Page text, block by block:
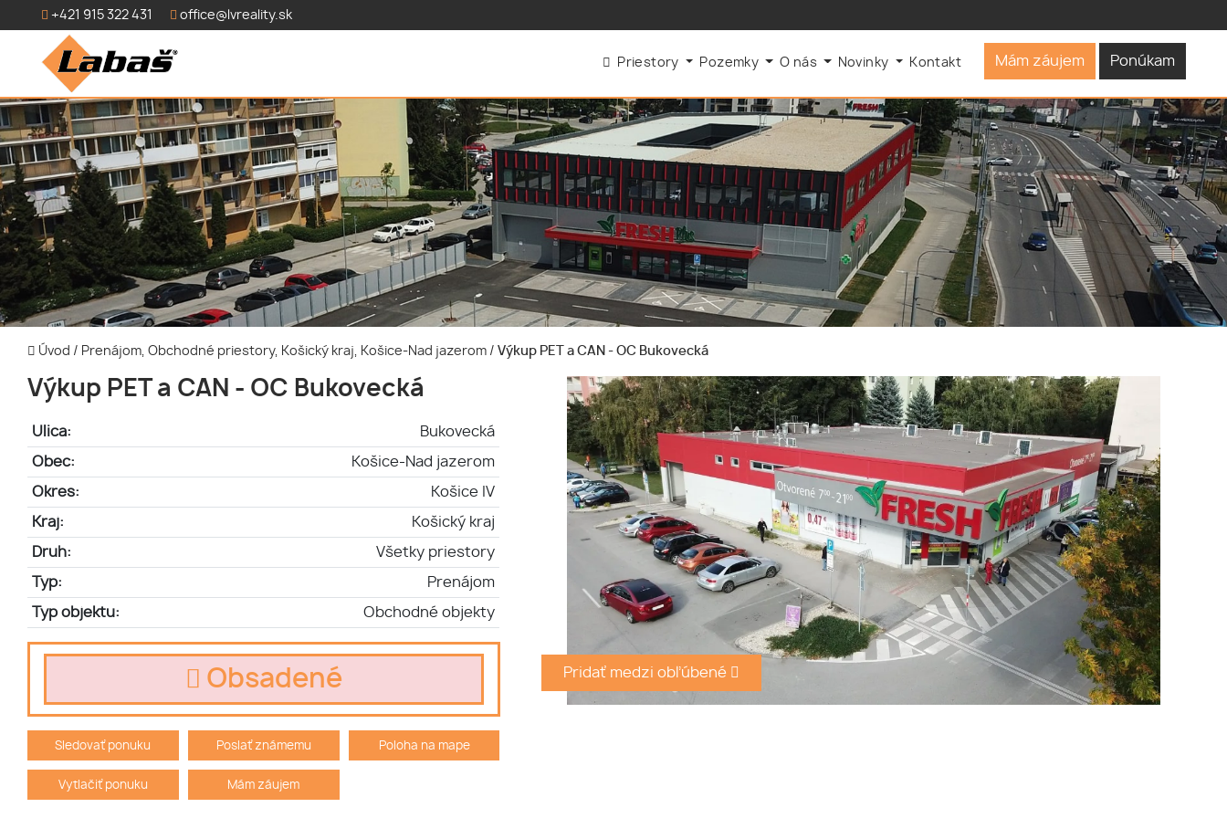
+421 915 322 431 office@lvreality.sk
Mám záujem Ponúkam
Priestory Pozemky O nás Novinky Kontakt
Úvod / Prenájom, Obchodné priestory, Košický kraj, Košice-Nad jazerom / Výkup PET a CAN - OC Bukovecká
Výkup PET a CAN - OC Bukovecká
Ulica: Bukovecká
Obec: Košice-Nad jazerom
Okres: Košice IV
Kraj: Košický kraj
Druh: Všetky priestory
Typ: Prenájom
Typ objektu: Obchodné objekty
Obsadené
Sledovať ponuku Poslať známemu Poloha na mape
Vytlačiť ponuku Mám záujem
Pridať medzi obľúbené